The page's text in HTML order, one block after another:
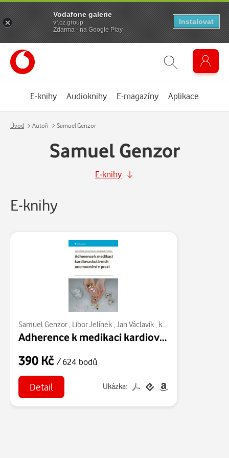
E-knihy Audioknihy E-magazíny Aplikace
Úvod Autoři Samuel Genzor
Samuel Genzor
E-knihy
E-knihy
Samuel Genzor, Libor Jelínek, Jan Václavík, kolektiv a
Adherence k medikaci kardiovaskulárních onemocnění v praxi
390 Kč / 624 bodů
Detail Ukázka:
Vodafone galerie
vf.cz.group
Zdarma - na Google Play
Instalovat